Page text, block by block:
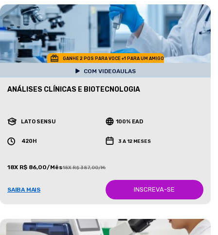
GANHE 2 POS PARA VOCE +1 PARA UM AMIGO
COM VIDEOAULAS
ANÁLISES CLÍNICAS E BIOTECNOLOGIA
LATO SENSU 100% EAD
420H 3 A 12 MESES
18X R$ 86,00/Mês18X R$ 387,00/Mês
SAIBA MAIS INSCREVA-SE